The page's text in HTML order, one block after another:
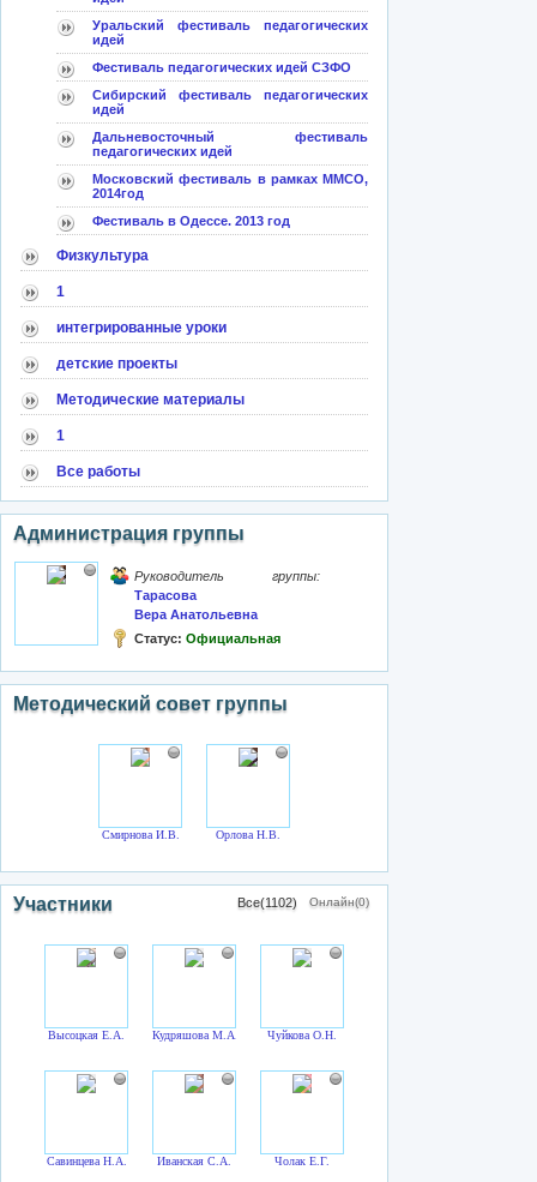
Уральский фестиваль педагогических
идей
Фестиваль педагогических идей СЗФО
Сибирский фестиваль педагогических
идей
Дальневосточный фестиваль
педагогических идей
Московский фестиваль в рамках ММСО,
2014год
Фестиваль в Одессе. 2013 год
Физкультура
1
интегрированные уроки
детские проекты
Методические материалы
1
Все работы
Администрация группы
Руководитель группы:
Тарасова
Вера Анатольевна
Статус: Официальная
Методический совет группы
Смирнова И.В. Орлова Н.В.
Участники Все(1102) Онлайн(0)
Высоцкая Е.А. Кудряшова М.А. Чуйкова О.Н.
Савинцева Н.А. Иванская С.А. Чолак Е.Г.